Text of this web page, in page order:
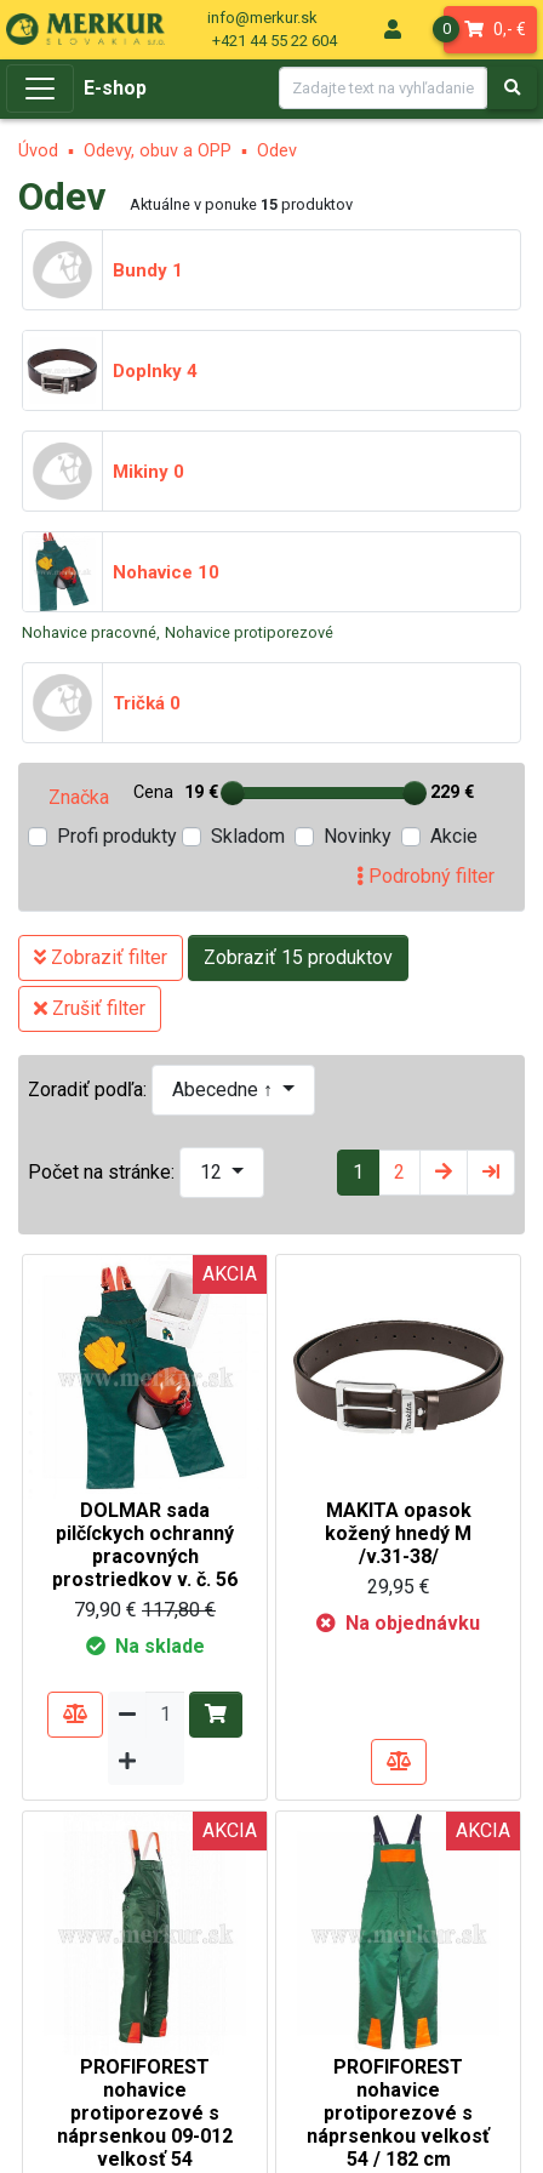
info@merkur.sk
+421 44 55 22 604
0 0,- €
E-shop
Úvod Odevy, obuv a OPP Odev
Odev Aktuálne v ponuke 15 produktov
Bundy 1
Doplnky 4
Mikiny 0
Nohavice 10
Nohavice pracovné, Nohavice protiporezové
Tričká 0
Značka Cena 19 € 229 €
Profi produkty Skladom Novinky
Akcie
Podrobný filter
Zobraziť filter Zobraziť 15 produktov
Zrušiť filter
Zoradiť podľa: Abecedne ↑
Počet na stránke: 12 1 2
AKCIA
DOLMAR sada
pilčíckych ochranný
pracovných
prostriedkov v. č. 56
79,90 € 117,80 €
Na sklade
MAKITA opasok
kožený hnedý M
/v.31-38/
29,95 €
Na objednávku
AKCIA
PROFIFOREST
nohavice
protiporezové s
náprsenkou 09-012
velkosť 54
AKCIA
PROFIFOREST
nohavice
protiporezové s
náprsenkou velkosť
54 / 182 cm